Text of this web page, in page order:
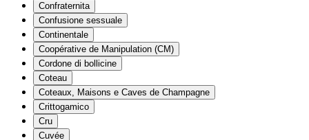
Confraternita
Confusione sessuale
Continentale
Coopérative de Manipulation (CM)
Cordone di bollicine
Coteau
Coteaux, Maisons e Caves de Champagne
Crittogamico
Cru
Cuvée